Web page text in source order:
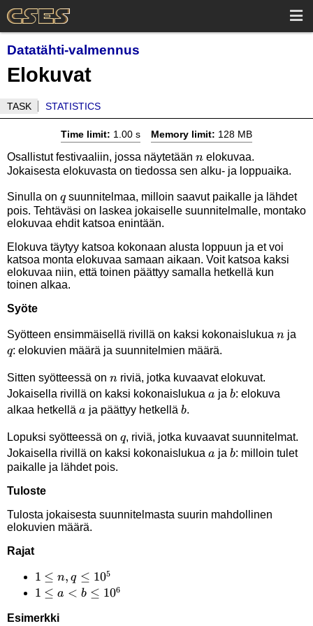
Datatähti-valmennus
Elokuvat
TASK STATISTICS
Time limit: 1.00 s Memory limit: 128 MB
Osallistut festivaaliin, jossa näytetään n
nelokuvaa.
Jokaisesta elokuvasta on tiedossa sen alku- ja loppuaika.
Sinulla on q
qsuunnitelmaa, milloin saavut paikalle ja lähdet
pois. Tehtäväsi on laskea jokaiselle suunnitelmalle, montako
elokuvaa ehdit katsoa enintään.
Elokuva täytyy katsoa kokonaan alusta loppuun ja et voi
katsoa monta elokuvaa samaan aikaan. Voit katsoa kaksi
elokuvaa niin, että toinen päättyy samalla hetkellä kun
toinen alkaa.
Syöte
Syötteen ensimmäisellä rivillä on kaksi kokonaislukua n
njaq
q: elokuvien määrä ja suunnitelmien määrä.
Sitten syötteessä on n
nriviä, jotka kuvaavat elokuvat.
Jokaisella rivillä on kaksi kokonaislukua a
a ja b
b: elokuva
alkaa hetkellä a
a ja päättyy hetkellä b
b.
Lopuksi syötteessä on q
q, riviä, jotka kuvaavat suunnitelmat.
Jokaisella rivillä on kaksi kokonaislukua a
a ja b
b: milloin tulet
paikalle ja lähdet pois.
Tuloste
Tulosta jokaisesta suunnitelmasta suurin mahdollinen
elokuvien määrä.
Rajat
1 \le
n,q
1 ≤ n, q ≤ 105
1 \le
1 ≤ a < b ≤ 106
Esimerkki